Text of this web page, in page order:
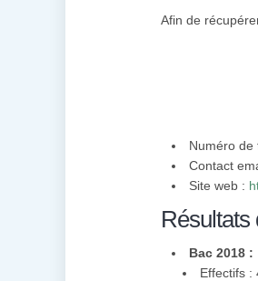
Afin de
Numéro de
Contact
Site web :
Résultats
Bac 2018 :
Effectifs :